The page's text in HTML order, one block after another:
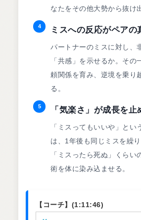
なたをその他大勢から抜け
4 ミスへの反応がペアの
パートナーのミスに対し、
「共感」を示せるか。その
頼関係を育み、逆境を乗り
る。
5 「気楽さ」が成長を止
「ミスってもいいや」とい
は、1年後も同じミスを繰り
「ミスったら死ぬ」くらい
術を体に染み込ませる。
【コーチ】(1:11:46)